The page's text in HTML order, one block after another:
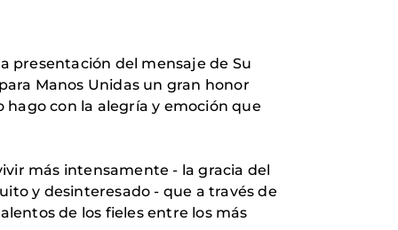
presentación del mensaje de Su
Manos Unidas un gran honor
hago con la alegría y emoción que
más intensamente - la gracia del
y desinteresado - que a través de
de los fieles entre los más